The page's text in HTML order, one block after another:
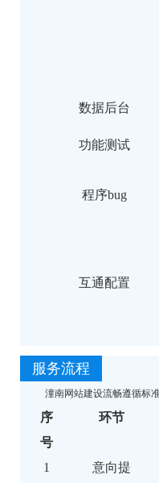
数据后台
功能测试
程序bug
互通配置
服务流程
潼南网站建设流畅遵循标准
序
号
环节
1 意向提